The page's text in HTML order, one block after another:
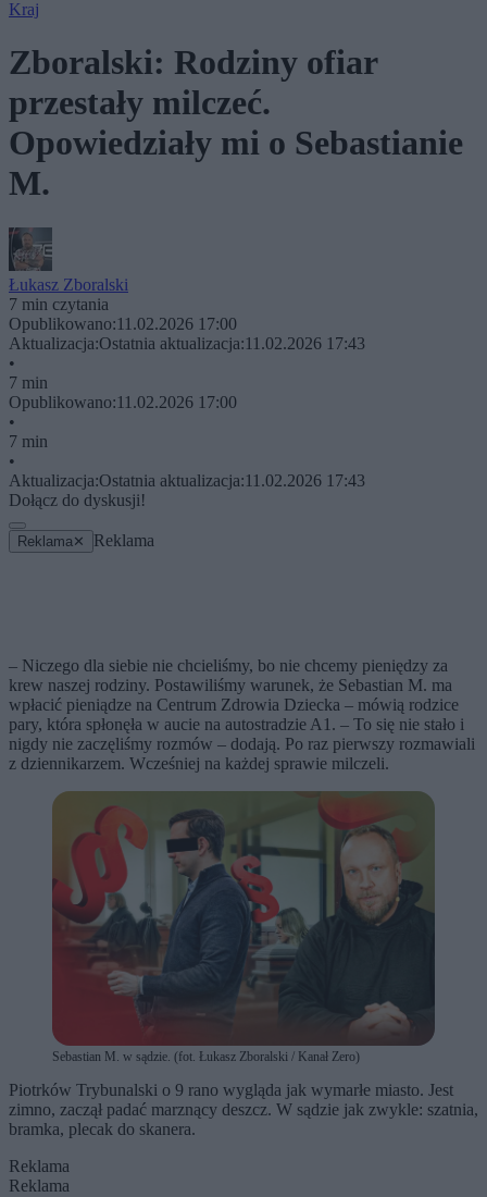
Kraj
Zboralski: Rodziny ofiar
przestały milczeć.
Opowiedziały mi o Sebastianie
M.
Łukasz Zboralski
7 min czytania
Opublikowano:11.02.2026 17:00
Aktualizacja:Ostatnia aktualizacja:11.02.2026 17:43
•
7 min
Opublikowano:11.02.2026 17:00
•
7 min
•
Aktualizacja:Ostatnia aktualizacja:11.02.2026 17:43
Dołącz do dyskusji!
Reklama ✕ Reklama
– Niczego dla siebie nie chcieliśmy, bo nie chcemy pieniędzy za
krew naszej rodziny. Postawiliśmy warunek, że Sebastian M. ma
wpłacić pieniądze na Centrum Zdrowia Dziecka – mówią rodzice
pary, która spłonęła w aucie na autostradzie A1. – To się nie stało i
nigdy nie zaczęliśmy rozmów – dodają. Po raz pierwszy rozmawiali
z dziennikarzem. Wcześniej na każdej sprawie milczeli.
Sebastian M. w sądzie. (fot. Łukasz Zboralski / Kanał Zero)
Piotrków Trybunalski o 9 rano wygląda jak wymarłe miasto. Jest
zimno, zaczął padać marznący deszcz. W sądzie jak zwykle: szatnia,
bramka, plecak do skanera.
Reklama
Reklama